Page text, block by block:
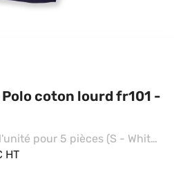
coton lourd fr101 -
Prix à l'unité pour 5 pièces (S - White/white)
HT